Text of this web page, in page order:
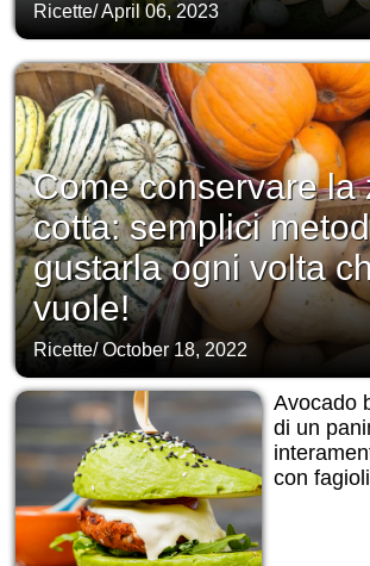
Ricette/April 06, 2023
Come conservare la
cotta: semplici
gustarla ogni volta
vuole!
Ricette/October 18, 2022
Avocado
di un
con